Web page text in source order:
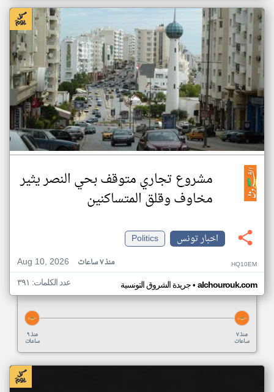
مشروع تجاري متوقف بحي النصر يثير
مخاوف وقلق المتساكنين
اخبار تونس
Politics
Aug 10, 2026
منذ ٧ ساعات HQ10EM
جريدة الشروق التونسية• alchourouk.com عدد الكلمات: ٣٩١
منذ ٩
ساعات
منذ ٧
ساعات